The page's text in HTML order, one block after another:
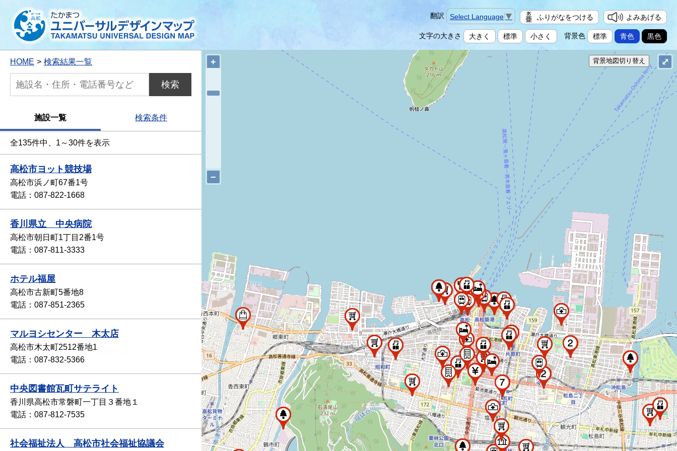
文
へ
翻訳 Select Language ▼ ふりがなをつける よみあげる
文字の大きさ 大きく 標準 小さく 背景色 標準 青色 黒色
HOME 検索結果一覧
検索
施設一覧 検索条件
全135件中、 1 ～30件を表示
高松市ヨット競技場
高松市浜ノ町67番1号
電話：087-822-1668
香川県立 中央病院
高松市朝日町1丁目2番1号
電話：087-811-3333
ホテル福屋
高松市古新町5番地8
電話：087-851-2365
マルヨシセンター 木太店
高松市木太町2512番地1
電話：087‐832‐5366
中央図書館瓦町サテライト
香川県高松市常磐町一丁目３番地１
電話：087-812-7535
社会福祉法人 高松市社会福祉協議会
背景地図切り替え
+
−
⤢